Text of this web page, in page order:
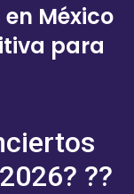
México
para
??